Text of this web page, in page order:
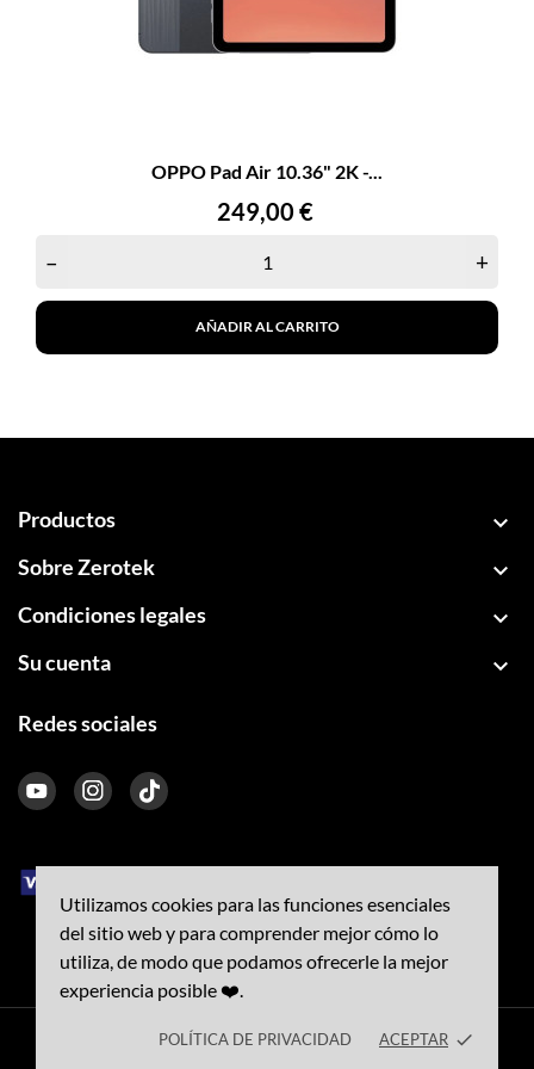
Utilizamos cookies para las funciones esenciales
del sitio web y para comprender mejor cómo lo
utiliza, de modo que podamos ofrecerle la mejor
experiencia posible ❤️.
POLÍTICA DE PRIVACIDAD ACEPTAR done
OPPO Pad Air 10.36" 2K -...
Precio
249,00 €
– +
AÑADIR AL CARRITO
Productos 
Sobre Zerotek 
Condiciones legales 
Su cuenta 
Redes sociales
© 2026 - PHONEMOVIL 2010 SL CIF B56575749. C/ San